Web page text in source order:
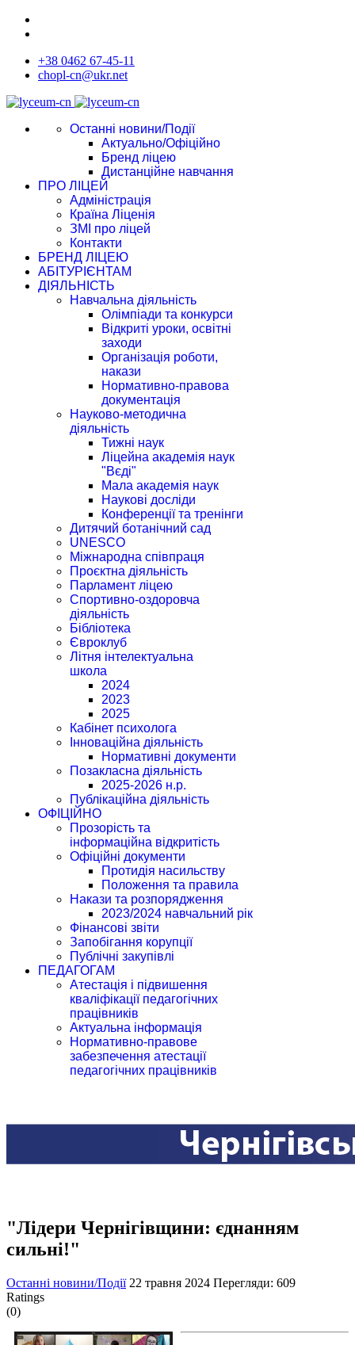
+38 0462 67-45-11
chopl-cn@ukr.net
Останні новини/Події
Актуально/Офіційно
Бренд ліцею
Дистанційне навчання
ПРО ЛІЦЕЙ
Адміністрація
Країна Ліценія
ЗМІ про ліцей
Контакти
БРЕНД ЛІЦЕЮ
АБІТУРІЄНТАМ
ДІЯЛЬНІСТЬ
Навчальна діяльність
Олімпіади та конкурси
Відкриті уроки, освітні
заходи
Організація роботи,
накази
Нормативно-правова
документація
Науково-методична
діяльність
Тижні наук
Ліцейна академія наук
"Вєді"
Мала академія наук
Наукові досліди
Конференції та тренінги
Дитячий ботанічний сад
UNESCO
Міжнародна співпраця
Проєктна діяльність
Парламент ліцею
Спортивно-оздоровча
діяльність
Бібліотека
Євроклуб
Літня інтелектуальна
школа
2024
2023
2025
Кабінет психолога
Інноваційна діяльність
Нормативні документи
Позакласна діяльність
2025-2026 н.р.
Публікаційна діяльність
ОФІЦІЙНО
Прозорість та
інформаційна відкритість
Офіційні документи
Протидія насильству
Положення та правила
Накази та розпорядження
2023/2024 навчальний рік
Фінансові звіти
Запобігання корупції
Публічні закупівлі
ПЕДАГОГАМ
Атестація і підвишення
кваліфікації педагогічних
працівників
Актуальна інформація
Нормативно-правове
забезпечення атестації
педагогічних працівників
"Лідери Чернігівщини: єднанням
сильні!"
Останні новини/Події 22 травня 2024 Перегляди: 609
Ratings
(0)